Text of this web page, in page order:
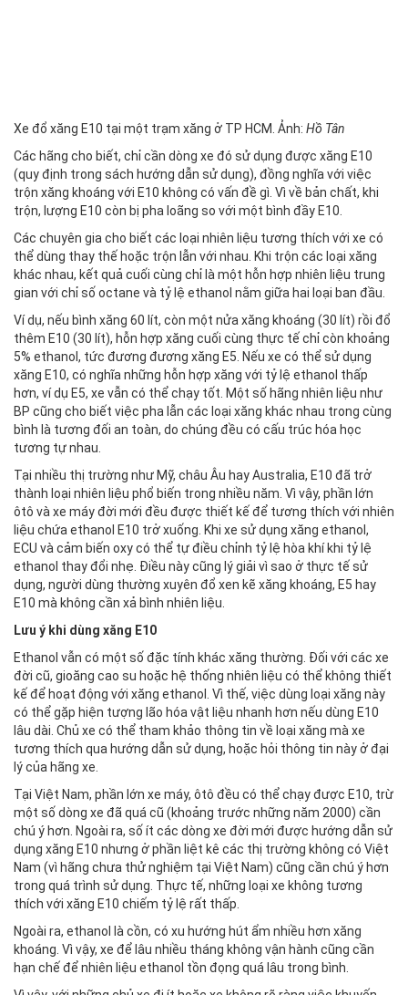
Xe đổ xăng E10 tại một trạm xăng ở TP HCM. Ảnh: Hồ Tân
Các hãng cho biết, chỉ cần dòng xe đó sử dụng được xăng E10
(quy định trong sách hướng dẫn sử dụng), đồng nghĩa với việc
trộn xăng khoáng với E10 không có vấn đề gì. Vì về bản chất, khi
trộn, lượng E10 còn bị pha loãng so với một bình đầy E10.
Các chuyên gia cho biết các loại nhiên liệu tương thích với xe có
thể dùng thay thế hoặc trộn lẫn với nhau. Khi trộn các loại xăng
khác nhau, kết quả cuối cùng chỉ là một hỗn hợp nhiên liệu trung
gian với chỉ số octane và tỷ lệ ethanol nằm giữa hai loại ban đầu.
Ví dụ, nếu bình xăng 60 lít, còn một nửa xăng khoáng (30 lít) rồi đổ
thêm E10 (30 lít), hỗn hợp xăng cuối cùng thực tế chỉ còn khoảng
5% ethanol, tức đương đương xăng E5. Nếu xe có thể sử dụng
xăng E10, có nghĩa những hỗn hợp xăng với tỷ lệ ethanol thấp
hơn, ví dụ E5, xe vẫn có thể chạy tốt. Một số hãng nhiên liệu như
BP cũng cho biết việc pha lẫn các loại xăng khác nhau trong cùng
bình là tương đối an toàn, do chúng đều có cấu trúc hóa học
tương tự nhau.
Tại nhiều thị trường như Mỹ, châu Âu hay Australia, E10 đã trở
thành loại nhiên liệu phổ biến trong nhiều năm. Vì vậy, phần lớn
ôtô và xe máy đời mới đều được thiết kế để tương thích với nhiên
liệu chứa ethanol E10 trở xuống. Khi xe sử dụng xăng ethanol,
ECU và cảm biến oxy có thể tự điều chỉnh tỷ lệ hòa khí khi tỷ lệ
ethanol thay đổi nhẹ. Điều này cũng lý giải vì sao ở thực tế sử
dụng, người dùng thường xuyên đổ xen kẽ xăng khoáng, E5 hay
E10 mà không cần xả bình nhiên liệu.
Lưu ý khi dùng xăng E10
Ethanol vẫn có một số đặc tính khác xăng thường. Đối với các xe
đời cũ, gioăng cao su hoặc hệ thống nhiên liệu có thể không thiết
kế để hoạt động với xăng ethanol. Vì thế, việc dùng loại xăng này
có thể gặp hiện tượng lão hóa vật liệu nhanh hơn nếu dùng E10
lâu dài. Chủ xe có thể tham khảo thông tin về loại xăng mà xe
tương thích qua hướng dẫn sử dụng, hoặc hỏi thông tin này ở đại
lý của hãng xe.
Tại Việt Nam, phần lớn xe máy, ôtô đều có thể chạy được E10, trừ
một số dòng xe đã quá cũ (khoảng trước những năm 2000) cần
chú ý hơn. Ngoài ra, số ít các dòng xe đời mới được hướng dẫn sử
dụng xăng E10 nhưng ở phần liệt kê các thị trường không có Việt
Nam (vì hãng chưa thử nghiệm tại Việt Nam) cũng cần chú ý hơn
trong quá trình sử dụng. Thực tế, những loại xe không tương
thích với xăng E10 chiếm tỷ lệ rất thấp.
Ngoài ra, ethanol là cồn, có xu hướng hút ẩm nhiều hơn xăng
khoáng. Vì vậy, xe để lâu nhiều tháng không vận hành cũng cần
hạn chế để nhiên liệu ethanol tồn đọng quá lâu trong bình.